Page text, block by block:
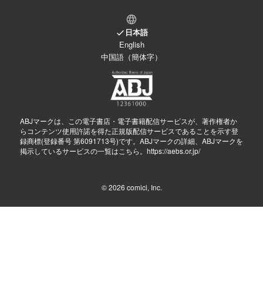
日本語
English
中国語（簡体字）
ABJマークは、この電子書店・電子書籍配信サービスが、著作権者か
らコンテンツ使用許諾を得た正規版配信サービスであることを示す登
録商標(登録番号 第6091713号)です。ABJマークの詳細、ABJマークを
掲示しているサービスの一覧はこちら。 https://aebs.or.jp/
© 2026 comici, Inc.